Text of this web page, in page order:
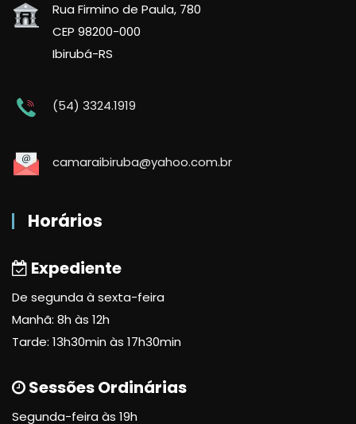
Rua Firmino de Paula, 780
CEP 98200-000
Ibirubá-RS
(54) 3324.1919
camaraibiruba@yahoo.com.br
Horários
Expediente
De segunda à sexta-feira
Manhã: 8h às 12h
Tarde: 13h30min às 17h30min
Sessões Ordinárias
Segunda-feira às 19h